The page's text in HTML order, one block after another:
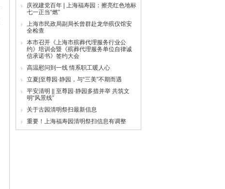
庆祝建党百年 | 上海福寿园：擦亮红色地标
七一正当“燃”
上海市民政局副局长曾群赴龙华殡仪馆安
全检查
本市召开《上海市殡葬代理服务行业公
约》培训会暨《殡葬代理服务单位自律诚
信承诺书》签约大会
高温慰问到一线 情系职工暖人心
立夏|至尊园·静园，与“三美”不期而遇
平安清明 || 至尊园·静园多措并举 共筑文
明“风景线”
关于古园清明祭扫最新信息
重要！上海福寿园清明祭扫信息有调整